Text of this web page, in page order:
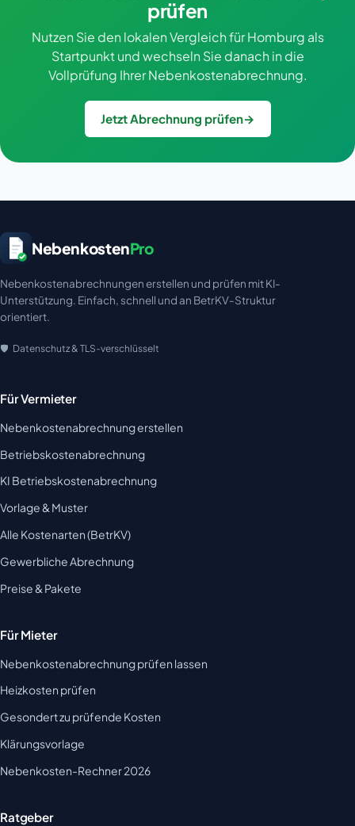
prüfen
Nutzen Sie den lokalen Vergleich für Homburg als
Startpunkt und wechseln Sie danach in die
Vollprüfung Ihrer Nebenkostenabrechnung.
Jetzt Abrechnung prüfen→
NebenkostenPro
Nebenkostenabrechnungen erstellen und prüfen mit KI-
Unterstützung. Einfach, schnell und an BetrKV-Struktur
orientiert.
Datenschutz & TLS-verschlüsselt
Für Vermieter
Nebenkostenabrechnung erstellen
Betriebskostenabrechnung
KI Betriebskostenabrechnung
Vorlage & Muster
Alle Kostenarten (BetrKV)
Gewerbliche Abrechnung
Preise & Pakete
Für Mieter
Nebenkostenabrechnung prüfen lassen
Heizkosten prüfen
Gesondert zu prüfende Kosten
Klärungsvorlage
Nebenkosten-Rechner 2026
Ratgeber